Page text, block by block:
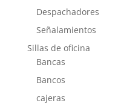
Despachadores
Señalamientos
Sillas de oficina
Bancas
Bancos
cajeras